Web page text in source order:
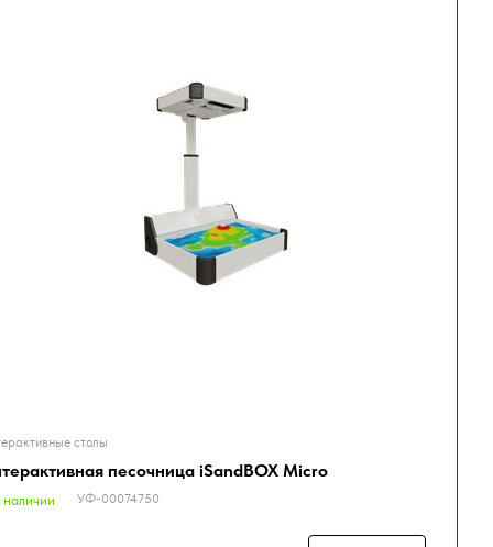
столы
песочница iSandBOX Micro
наличии УФ-00074750